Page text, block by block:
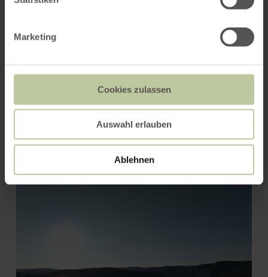
Marketing
Cookies zulassen
Auswahl erlauben
Ablehnen
Natürlich zu Pferd